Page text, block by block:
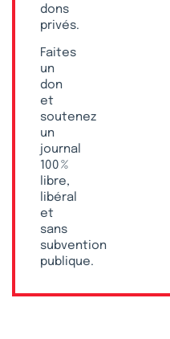
dons
privés.
Faites
un
don
et
soutenez
un
journal
100 %
libre,
libéral
et
sans
subvention
publique.